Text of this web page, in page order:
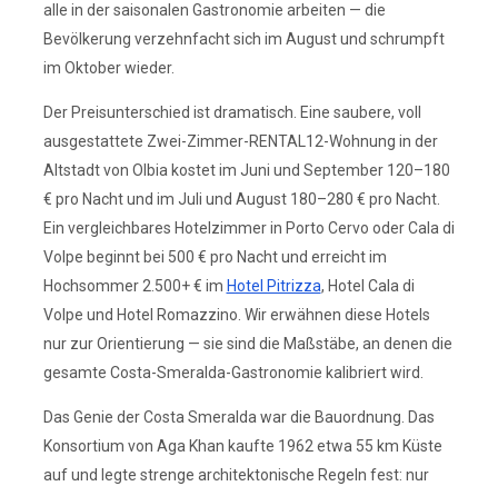
alle in der saisonalen Gastronomie arbeiten — die
Bevölkerung verzehnfacht sich im August und schrumpft
im Oktober wieder.
Der Preisunterschied ist dramatisch. Eine saubere, voll
ausgestattete Zwei-Zimmer-RENTAL12-Wohnung in der
Altstadt von Olbia kostet im Juni und September 120–180
€ pro Nacht und im Juli und August 180–280 € pro Nacht.
Ein vergleichbares Hotelzimmer in Porto Cervo oder Cala di
Volpe beginnt bei 500 € pro Nacht und erreicht im
Hochsommer 2.500+ € im Hotel Pitrizza, Hotel Cala di
Volpe und Hotel Romazzino. Wir erwähnen diese Hotels
nur zur Orientierung — sie sind die Maßstäbe, an denen die
gesamte Costa-Smeralda-Gastronomie kalibriert wird.
Das Genie der Costa Smeralda war die Bauordnung. Das
Konsortium von Aga Khan kaufte 1962 etwa 55 km Küste
auf und legte strenge architektonische Regeln fest: nur